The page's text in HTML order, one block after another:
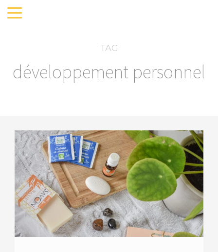
TAG
développement personnel